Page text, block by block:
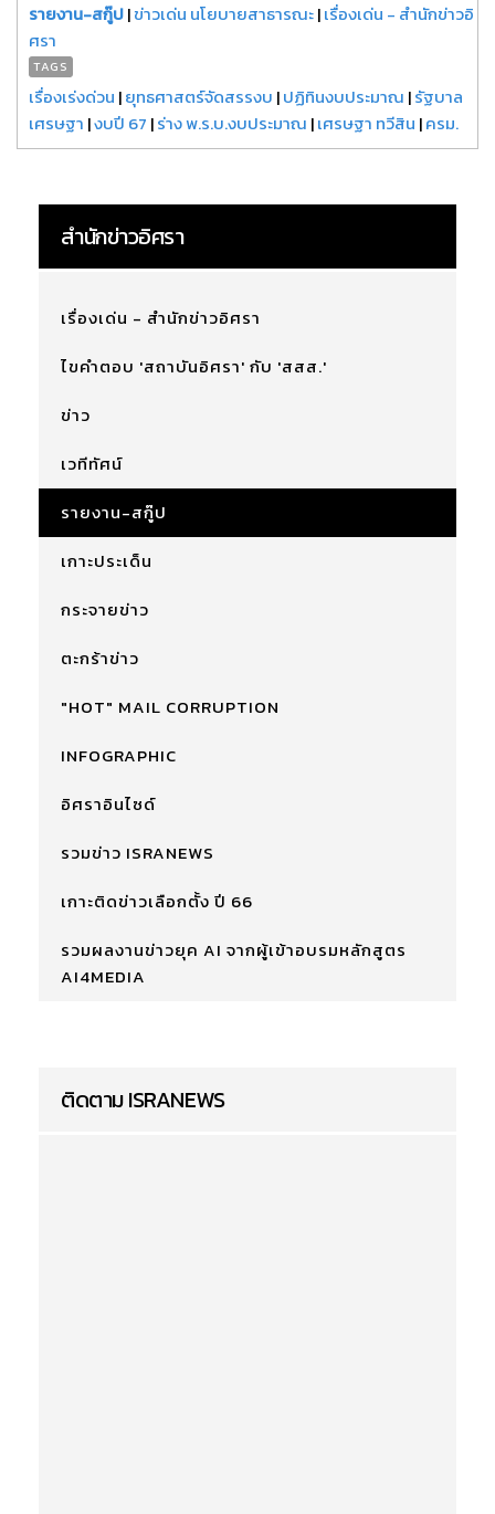
รายงาน-สกู๊ป|ข่าวเด่น นโยบายสาธารณะ|เรื่องเด่น - สำนักข่าวอิ
ศรา
TAGS
เรื่องเร่งด่วน |ยุทธศาสตร์จัดสรรงบ |ปฏิทินงบประมาณ |รัฐบาล
เศรษฐา |งบปี 67 |ร่าง พ.ร.บ.งบประมาณ |เศรษฐา ทวีสิน |ครม.
สำนักข่าวอิศรา
เรื่องเด่น - สำนักข่าวอิศรา
ไขคำตอบ 'สถาบันอิศรา' กับ 'สสส.'
ข่าว
เวทีทัศน์
รายงาน-สกู๊ป
เกาะประเด็น
กระจายข่าว
ตะกร้าข่าว
"HOT" MAIL CORRUPTION
INFOGRAPHIC
อิศราอินไซด์
รวมข่าว ISRANEWS
เกาะติดข่าวเลือกตั้ง ปี 66
รวมผลงานข่าวยุค AI จากผู้เข้าอบรมหลักสูตร
AI4MEDIA
ติดตาม ISRANEWS